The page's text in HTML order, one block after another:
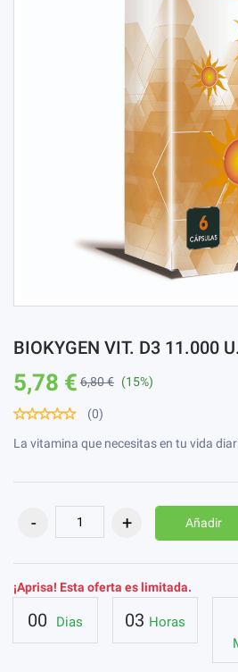
BIOKYGEN VIT. D3 11.000
5,78 € 6,80 € (15%)
(0)
La vitamina que necesitas en tu vida
Añadir
¡Aprisa! Esta oferta es limitada.
00 Dias 03 Horas